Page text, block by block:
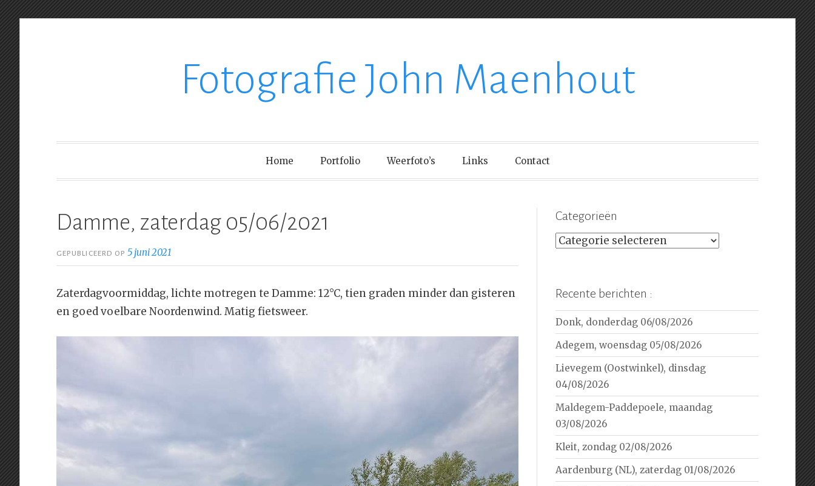
Fotografie John Maenhout
Home Portfolio Weerfoto’s Links Contact
Damme, zaterdag 05/06/2021
GEPUBLICEERD OP5 juni 2021
Zaterdagvoormiddag, lichte motregen te Damme: 12°C, tien graden minder dan gisteren
en goed voelbare Noordenwind. Matig fietsweer.
Categorieën
Categorieën
Recente berichten :
Donk, donderdag 06/08/2026
Adegem, woensdag 05/08/2026
Lievegem (Oostwinkel), dinsdag
04/08/2026
Maldegem-Paddepoele, maandag
03/08/2026
Kleit, zondag 02/08/2026
Aardenburg (NL), zaterdag 01/08/2026